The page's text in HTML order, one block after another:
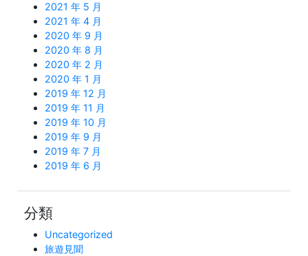
2021 年 5 月
2021 年 4 月
2020 年 9 月
2020 年 8 月
2020 年 2 月
2020 年 1 月
2019 年 12 月
2019 年 11 月
2019 年 10 月
2019 年 9 月
2019 年 7 月
2019 年 6 月
分類
Uncategorized
旅遊見聞